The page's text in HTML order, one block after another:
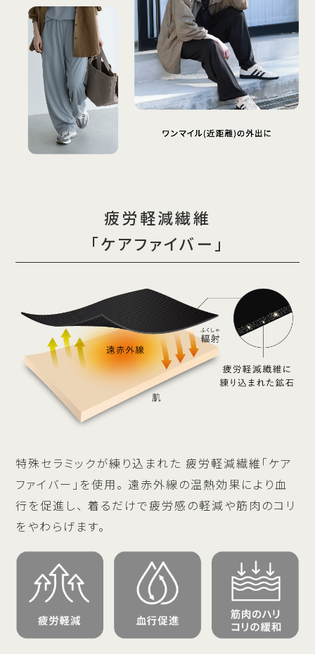
疲労軽減繊維
「ケアファイバー」
特殊セラミックが練り込まれた 疲労軽減繊維「ケア
ファイバー」を使用。 遠赤外線の温熱効果により血
行を促進し、 着るだけで疲労感の軽減や筋肉のコリ
をやわらげます。